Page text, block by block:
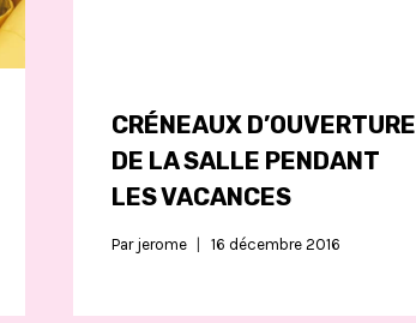
CRÉNEAUX D’OUVERTURE
DE LA SALLE PENDANT
LES VACANCES
Par jerome 16 décembre 2016